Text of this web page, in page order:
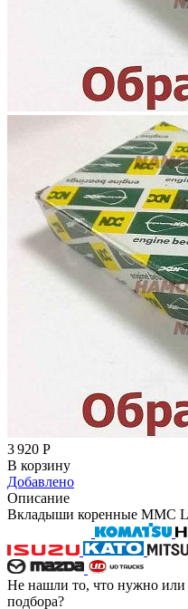
3 920 Р
В корзину
Добавлено
Описание
Вкладыши коренные MMC
Не нашли то, что нужно или
подбора?